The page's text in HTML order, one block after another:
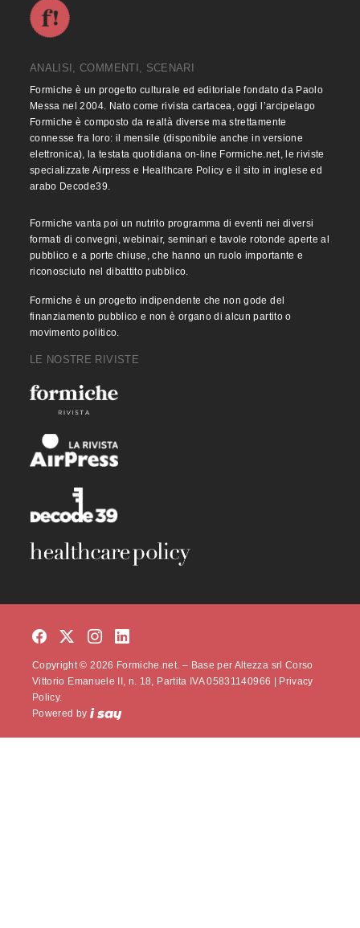
ANALISI, COMMENTI, SCENARI
Formiche è un progetto culturale ed editoriale fondato da Paolo
Messa nel 2004. Nato come rivista cartacea, oggi l’arcipelago
Formiche è composto da realtà diverse ma strettamente
connesse fra loro: il mensile (disponibile anche in versione
elettronica), la testata quotidiana on-line Formiche.net, le riviste
specializzate Airpress e Healthcare Policy e il sito in inglese ed
arabo Decode39.
Formiche vanta poi un nutrito programma di eventi nei diversi
formati di convegni, webinair, seminari e tavole rotonde aperte al
pubblico e a porte chiuse, che hanno un ruolo importante e
riconosciuto nel dibattito pubblico.
Formiche è un progetto indipendente che non gode del
finanziamento pubblico e non è organo di alcun partito o
movimento politico.
LE NOSTRE RIVISTE
Copyright © 2026 Formiche.net. – Base per Altezza srl Corso
Vittorio Emanuele II, n. 18, Partita IVA 05831140966 | Privacy
Policy.
Powered by